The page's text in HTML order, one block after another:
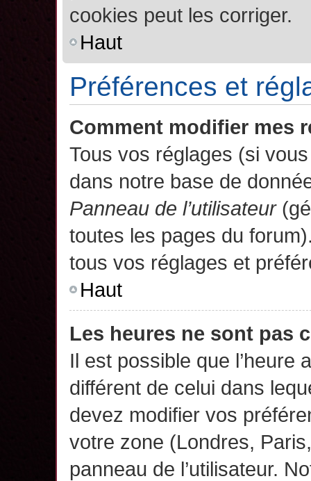
cookies peut les corriger.
Haut
Préférences et
Comment modifier mes
Tous vos réglages (si
dans notre base de
Panneau de l’utilisateur
toutes les pages du
tous vos réglages et
Haut
Les heures ne sont pas
Il est possible que l’heure
différent de celui dans
devez modifier vos
votre zone (Londres,
panneau de l’utilisateur.